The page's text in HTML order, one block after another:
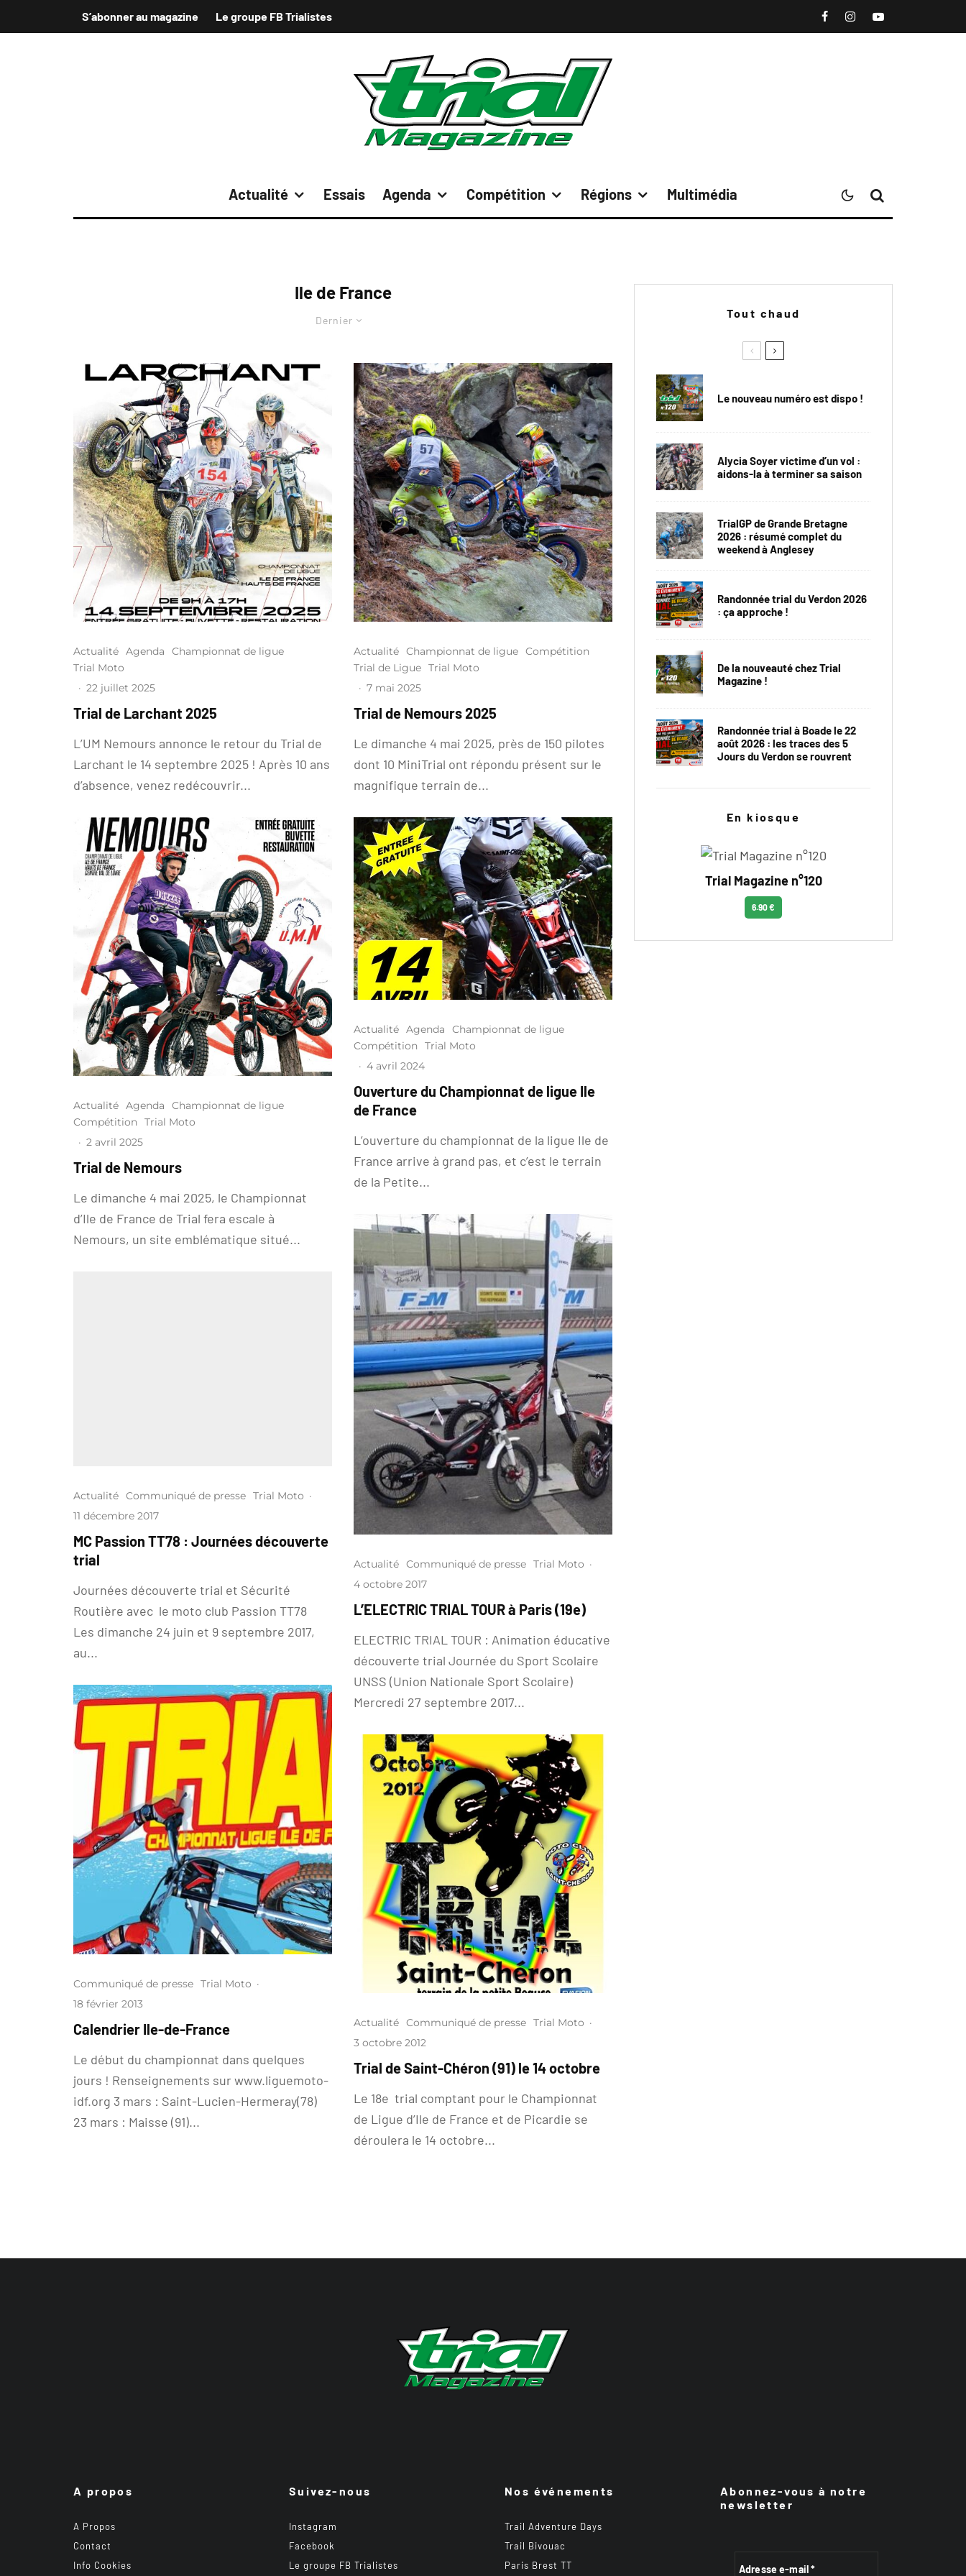
S’abonner au magazine Le groupe FB Trialistes
Actualité Essais Agenda Compétition Régions Multimédia
Ile de France
Dernier
Actualité Agenda
Championnat de ligue
Trial Moto
· 22 juillet 2025
Trial de Larchant 2025
L’UM Nemours annonce le retour du Trial de
Larchant le 14 septembre 2025 ! Après 10 ans
d’absence, venez redécouvrir...
Actualité Agenda
Championnat de ligue
Compétition
Trial Moto
· 2 avril 2025
Trial de Nemours
Le dimanche 4 mai 2025, le Championnat
d’Ile de France de Trial fera escale à
Nemours, un site emblématique situé...
Actualité Communiqué de presse Trial Moto ·
11 décembre 2017
MC Passion TT78 : Journées découverte
trial
Journées découverte trial et Sécurité
Routière avec le moto club Passion TT78
Les dimanche 24 juin et 9 septembre 2017,
au...
Communiqué de presse Trial Moto ·
18 février 2013
Calendrier Ile-de-France
Le début du championnat dans quelques
jours ! Renseignements sur www.liguemoto-
idf.org 3 mars : Saint-Lucien-Hermeray(78)
23 mars : Maisse (91)...
Actualité Championnat de ligue Compétition
Trial de Ligue Trial Moto
· 7 mai 2025
Trial de Nemours 2025
Le dimanche 4 mai 2025, près de 150 pilotes
dont 10 MiniTrial ont répondu présent sur le
magnifique terrain de...
Actualité Agenda
Championnat de ligue
Compétition
Trial Moto
· 4 avril 2024
Ouverture du Championnat de ligue Ile
de France
L’ouverture du championnat de la ligue Ile de
France arrive à grand pas, et c’est le terrain
de la Petite...
Actualité Communiqué de presse Trial Moto ·
4 octobre 2017
L’ELECTRIC TRIAL TOUR à Paris (19e)
ELECTRIC TRIAL TOUR : Animation éducative
découverte trial Journée du Sport Scolaire
UNSS (Union Nationale Sport Scolaire)
Mercredi 27 septembre 2017...
Actualité Communiqué de presse Trial Moto ·
3 octobre 2012
Trial de Saint-Chéron (91) le 14 octobre
Le 18e trial comptant pour le Championnat
de Ligue d’Ile de France et de Picardie se
déroulera le 14 octobre...
Tout chaud
Le nouveau numéro est dispo !
Alycia Soyer victime d’un vol :
aidons-la à terminer sa saison
TrialGP de Grande Bretagne
2026 : résumé complet du
weekend à Anglesey
Randonnée trial du Verdon 2026
: ça approche !
De la nouveauté chez Trial
Magazine !
Randonnée trial à Boade le 22
août 2026 : les traces des 5
Jours du Verdon se rouvrent
En kiosque
Trial Magazine n°120
6.90 €
A propos
A Propos
Contact
Info Cookies
Suivez-nous
Instagram
Facebook
Le groupe FB Trialistes
Nos événements
Trail Adventure Days
Trail Bivouac
Paris Brest TT
Abonnez-vous à notre
newsletter